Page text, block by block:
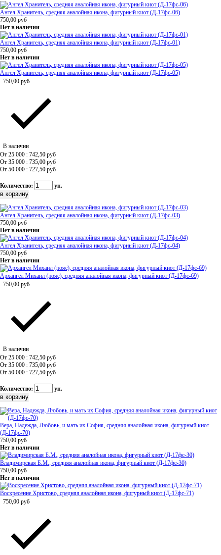
Ангел Хранитель, средняя аналойная икона, фигурный киот (Д-17фс-06)
750,00 руб
Нет в наличии
Ангел Хранитель, средняя аналойная икона, фигурный киот (Д-17фс-01)
750,00 руб
Нет в наличии
Ангел Хранитель, средняя аналойная икона, фигурный киот (Д-17фс-05)
750,00 руб
В наличии
От 25 000 : 742,50 руб
От 35 000 : 735,00 руб
От 50 000 : 727,50 руб
Количество: уп.
Ангел Хранитель, средняя аналойная икона, фигурный киот (Д-17фс-03)
750,00 руб
Нет в наличии
Ангел Хранитель, средняя аналойная икона, фигурный киот (Д-17фс-04)
750,00 руб
Нет в наличии
Архангел Михаил (пояс), средняя аналойная икона, фигурный киот (Д-17фс-69)
750,00 руб
В наличии
От 25 000 : 742,50 руб
От 35 000 : 735,00 руб
От 50 000 : 727,50 руб
Количество: уп.
Вера, Надежда, Любовь, и мать их София, средняя аналойная икона, фигурный киот
(Д-17фс-70)
750,00 руб
Нет в наличии
Владимирская Б.М., средняя аналойная икона, фигурный киот (Д-17фс-30)
750,00 руб
Нет в наличии
Воскресение Христово, средняя аналойная икона, фигурный киот (Д-17фс-71)
750,00 руб